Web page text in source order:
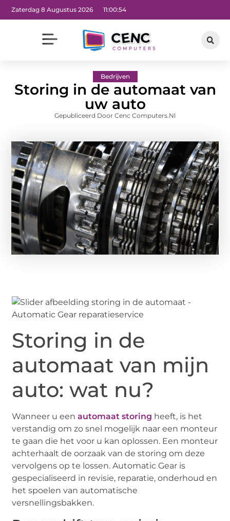
Zaterdag 8 Augustus 2026 11:00:56
Bedrijven
Storing in de automaat van
uw auto
Gepubliceerd Door Cenc Computers.nl
Storing in de
automaat van mijn
auto: wat nu?
Wanneer u eenautomaat storing heeft, is het
verstandig om zo snel mogelijk naar een monteur
te gaan die het voor u kan oplossen. Een monteur
achterhaalt de oorzaak van de storing om deze
vervolgens op te lossen. Automatic Gear is
gespecialiseerd in revisie, reparatie, onderhoud en
het spoelen van automatische
versnellingsbakken.